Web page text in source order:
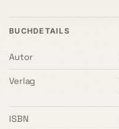
BUCHDETAILS
Autor
Verlag
ISBN